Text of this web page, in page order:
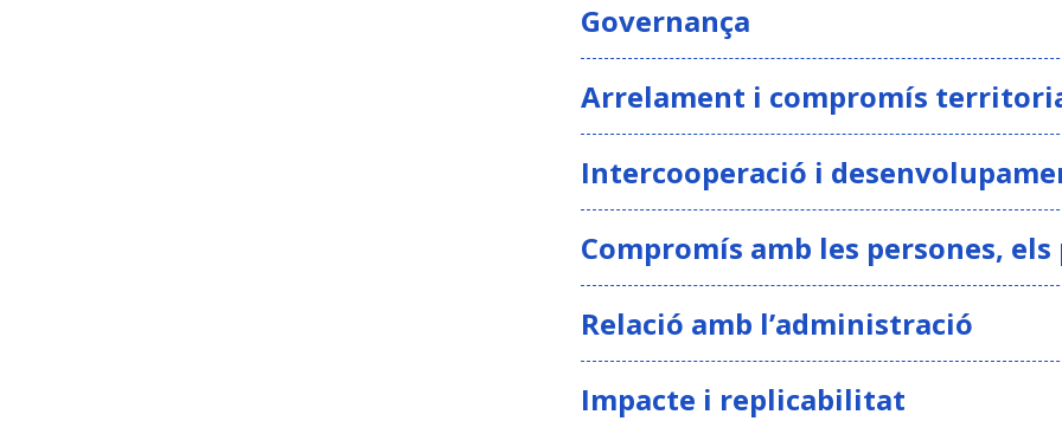
Governança
Arrelament i compromís
Intercooperació i
Compromís amb les persones,
Relació amb l’administració
Impacte i replicabilitat